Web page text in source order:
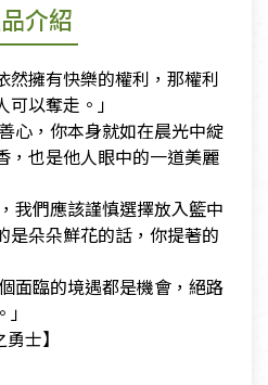
介紹
然擁有快樂的權利，那權利
以奪走。」
心，你本身就如在晨光中綻
，也是他人眼中的一道美麗
我們應該謹慎選擇放入籃中
是朵朵鮮花的話，你提著的
面臨的境遇都是機會，絕路
士】